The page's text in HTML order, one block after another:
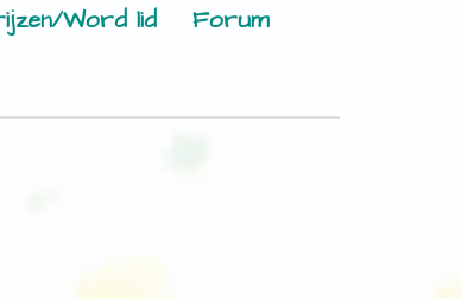
Word lid
Forum